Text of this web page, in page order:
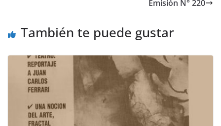
Emisión N° 220
También te puede gustar